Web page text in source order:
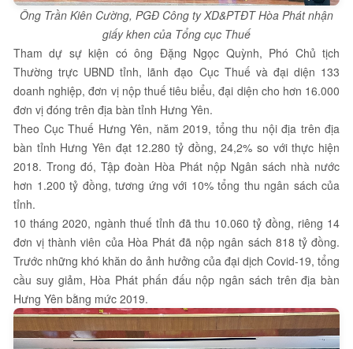
Ông Trần Kiên Cường, PGĐ Công ty XD&PTĐT Hòa Phát nhận
giấy khen của Tổng cục Thuế
Tham dự sự kiện có ông Đặng Ngọc Quỳnh, Phó Chủ tịch
Thường trực UBND tỉnh, lãnh đạo Cục Thuế và đại diện 133
doanh nghiệp, đơn vị nộp thuế tiêu biểu, đại diện cho hơn 16.000
đơn vị đóng trên địa bàn tỉnh Hưng Yên.
Theo Cục Thuế Hưng Yên, năm 2019, tổng thu nội địa trên địa
bàn tỉnh Hưng Yên đạt 12.280 tỷ đồng, 24,2% so với thực hiện
2018. Trong đó, Tập đoàn Hòa Phát nộp Ngân sách nhà nước
hơn 1.200 tỷ đồng, tương ứng với 10% tổng thu ngân sách của
tỉnh.
10 tháng 2020, ngành thuế tỉnh đã thu 10.060 tỷ đồng, riêng 14
đơn vị thành viên của Hòa Phát đã nộp ngân sách 818 tỷ đồng.
Trước những khó khăn do ảnh hưởng của đại dịch Covid-19, tổng
cầu suy giảm, Hòa Phát phấn đấu nộp ngân sách trên địa bàn
Hưng Yên bằng mức 2019.